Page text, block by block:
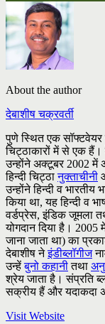
About the author
देबाशीष चक्रवर्ती
पुणे स्थित एक
चिट्ठाकारों में से एक
उन्होंने अक्टूबर 2002 में
हिन्दी चिट्ठानुक्ताचीनी
उन्होंने हिन्दी व
किया था, यह हिन्दी व
वर्डप्रेस, इंडिक जूमला
योगदान दिया है। 2005
जाना जाता था) का
देबाशीष नेइंडीब्लॉगीज
उन्हेंबुनो कहानीतथा
श्रेय जाता है। संप्रति
सक्रीय हैं और यदाकदा
Visit Website